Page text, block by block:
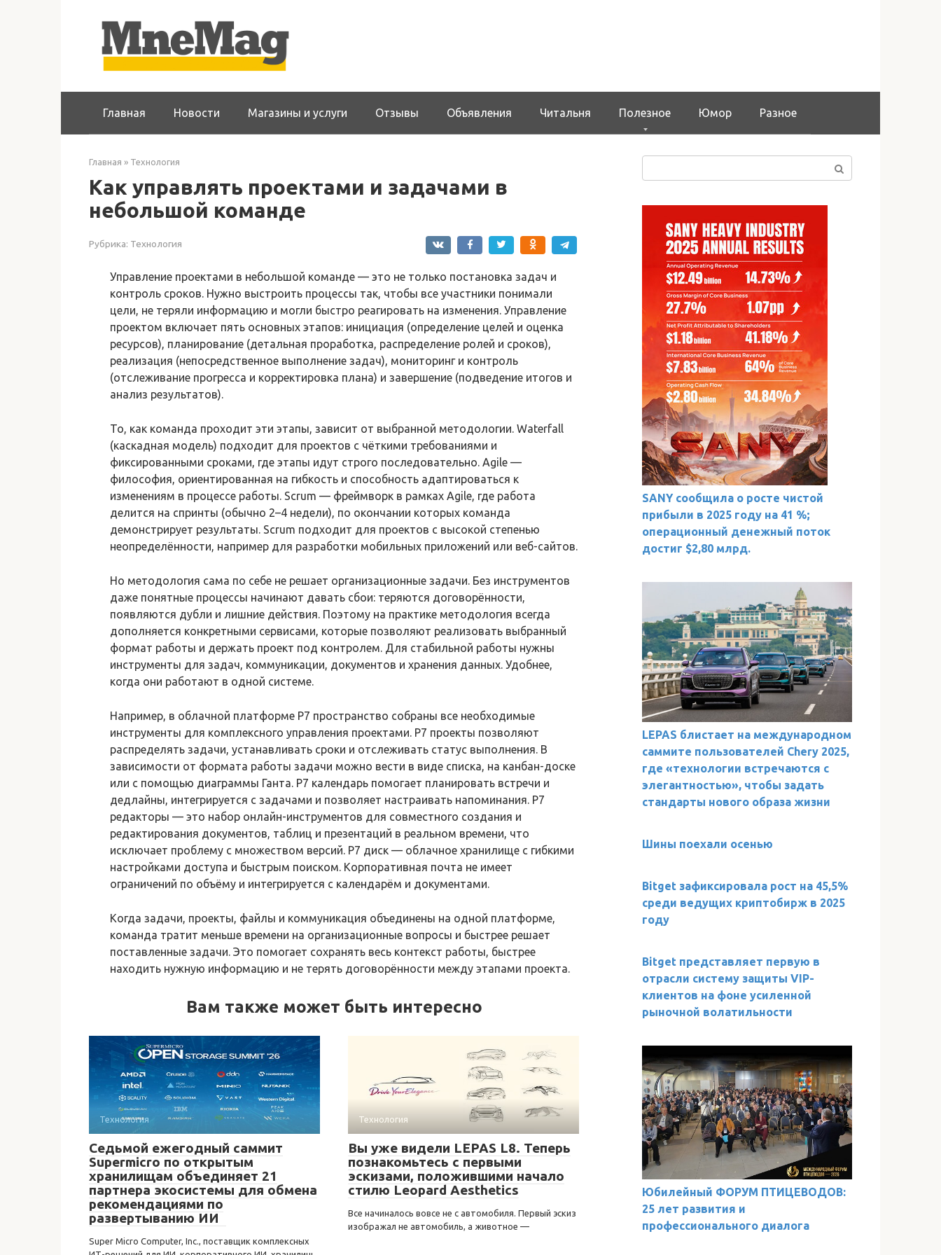
Главная Новости Магазины и услуги Отзывы Объявления Читальня Полезное Юмор Разное
Главная » Технология
Как управлять проектами и задачами в
небольшой команде
Рубрика: Технология
Управление проектами в небольшой команде — это не только постановка задач и
контроль сроков. Нужно выстроить процессы так, чтобы все участники понимали
цели, не теряли информацию и могли быстро реагировать на изменения. Управление
проектом включает пять основных этапов: инициация (определение целей и оценка
ресурсов), планирование (детальная проработка, распределение ролей и сроков),
реализация (непосредственное выполнение задач), мониторинг и контроль
(отслеживание прогресса и корректировка плана) и завершение (подведение итогов и
анализ результатов).
То, как команда проходит эти этапы, зависит от выбранной методологии. Waterfall
(каскадная модель) подходит для проектов с чёткими требованиями и
фиксированными сроками, где этапы идут строго последовательно. Agile —
философия, ориентированная на гибкость и способность адаптироваться к
изменениям в процессе работы. Scrum — фреймворк в рамках Agile, где работа
делится на спринты (обычно 2–4 недели), по окончании которых команда
демонстрирует результаты. Scrum подходит для проектов с высокой степенью
неопределённости, например для разработки мобильных приложений или веб-сайтов.
Но методология сама по себе не решает организационные задачи. Без инструментов
даже понятные процессы начинают давать сбои: теряются договорённости,
появляются дубли и лишние действия. Поэтому на практике методология всегда
дополняется конкретными сервисами, которые позволяют реализовать выбранный
формат работы и держать проект под контролем. Для стабильной работы нужны
инструменты для задач, коммуникации, документов и хранения данных. Удобнее,
когда они работают в одной системе.
Например, в облачной платформе Р7 пространство собраны все необходимые
инструменты для комплексного управления проектами. Р7 проекты позволяют
распределять задачи, устанавливать сроки и отслеживать статус выполнения. В
зависимости от формата работы задачи можно вести в виде списка, на канбан-доске
или с помощью диаграммы Ганта. Р7 календарь помогает планировать встречи и
дедлайны, интегрируется с задачами и позволяет настраивать напоминания. Р7
редакторы — это набор онлайн-инструментов для совместного создания и
редактирования документов, таблиц и презентаций в реальном времени, что
исключает проблему с множеством версий. Р7 диск — облачное хранилище с гибкими
настройками доступа и быстрым поиском. Корпоративная почта не имеет
ограничений по объёму и интегрируется с календарём и документами.
Когда задачи, проекты, файлы и коммуникация объединены на одной платформе,
команда тратит меньше времени на организационные вопросы и быстрее решает
поставленные задачи. Это помогает сохранять весь контекст работы, быстрее
находить нужную информацию и не терять договорённости между этапами проекта.
Вам также может быть интересно
Технология
Седьмой ежегодный саммит
Supermicro по открытым
хранилищам объединяет 21
партнера экосистемы для обмена
рекомендациями по
развертыванию ИИ
Super Micro Computer, Inc., поставщик комплексных
Технология
Вы уже видели LEPAS L8. Теперь
познакомьтесь с первыми
эскизами, положившими начало
стилю Leopard Aesthetics
Все начиналось вовсе не с автомобиля. Первый эскиз
изображал не автомобиль, а животное —
SANY сообщила о росте чистой
прибыли в 2025 году на 41 %;
операционный денежный поток
достиг $2,80 млрд.
LEPAS блистает на международном
саммите пользователей Chery 2025,
где «технологии встречаются с
элегантностью», чтобы задать
стандарты нового образа жизни
Шины поехали осенью
Bitget зафиксировала рост на 45,5%
среди ведущих криптобирж в 2025
году
Bitget представляет первую в
отрасли систему защиты VIP-
клиентов на фоне усиленной
рыночной волатильности
Юбилейный ФОРУМ ПТИЦЕВОДОВ:
25 лет развития и
профессионального диалога